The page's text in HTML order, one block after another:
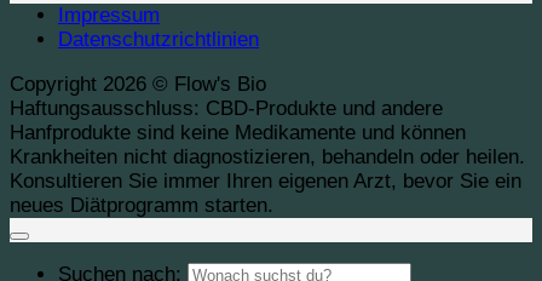
Impressum
Datenschutzrichtlinien
Copyright 2026 © Flow's Bio
Haftungsausschluss: CBD-Produkte und andere
Hanfprodukte sind keine Medikamente und können
Krankheiten nicht diagnostizieren, behandeln oder heilen.
Konsultieren Sie immer Ihren eigenen Arzt, bevor Sie ein
neues Diätprogramm starten.
Suchen nach: